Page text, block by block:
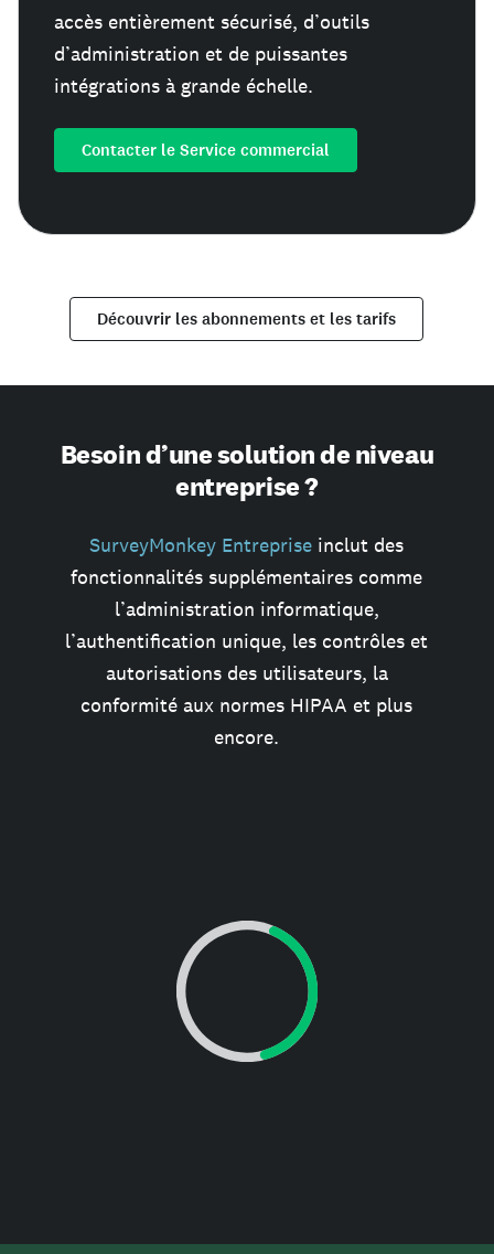
accès entièrement sécurisé, d’outils
d’administration et de puissantes
intégrations à grande échelle.
Contacter le Service commercial
Découvrir les abonnements et les tarifs
Besoin d’une solution de niveau
entreprise ?
SurveyMonkey Entreprise inclut des
fonctionnalités supplémentaires comme
l’administration informatique,
l’authentification unique, les contrôles et
autorisations des utilisateurs, la
conformité aux normes HIPAA et plus
encore.